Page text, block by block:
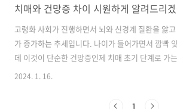
치매와 건망증 차이 시원하게 알려드리
고령화 사회가 진행하면서 뇌와 신경계 질환을 앓
가 증가하는 추세입니다. 나이가 들어가면서 깜빡
데 이것이 단순한 건망증인제 치매 초기 단계로 가
는 분들이 많이 있습니다. 이번 시간에는 건망증과
자 수 2. 건망증과 치매의 차이점 3. 건망증 기억력
2024. 1. 16.
1